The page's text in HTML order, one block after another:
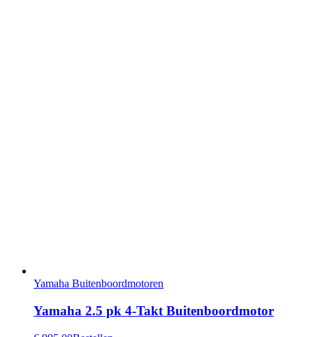
Yamaha Buitenboordmotoren
Yamaha 2.5 pk 4-Takt Buitenboordmotor